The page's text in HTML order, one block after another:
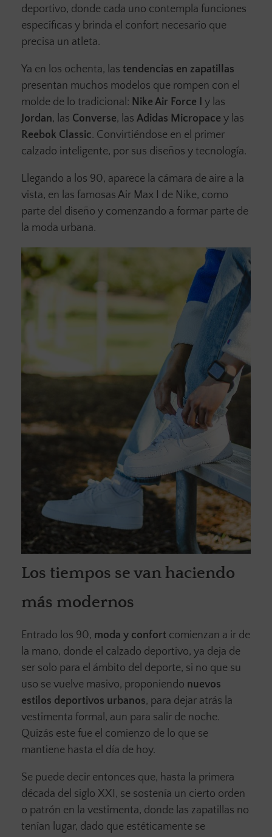
deportivo, donde cada uno contempla funciones
específicas y brinda el confort necesario que
precisa un atleta.
Ya en los ochenta, las tendencias en zapatillas
presentan muchos modelos que rompen con el
molde de lo tradicional: Nike Air Force I y las
Jordan, las Converse, las Adidas Micropace y las
Reebok Classic. Convirtiéndose en el primer
calzado inteligente, por sus diseños y tecnología.
Llegando a los 90, aparece la cámara de aire a la
vista, en las famosas Air Max I de Nike, como
parte del diseño y comenzando a formar parte de
la moda urbana.
Los tiempos se van haciendo
más modernos
Entrado los 90, moda y confort comienzan a ir de
la mano, donde el calzado deportivo, ya deja de
ser solo para el ámbito del deporte, si no que su
uso se vuelve masivo, proponiendo nuevos
estilos deportivos urbanos, para dejar atrás la
vestimenta formal, aun para salir de noche.
Quizás este fue el comienzo de lo que se
mantiene hasta el día de hoy.
Se puede decir entonces que, hasta la primera
década del siglo XXI, se sostenía un cierto orden
o patrón en la vestimenta, donde las zapatillas no
tenían lugar, dado que estéticamente se